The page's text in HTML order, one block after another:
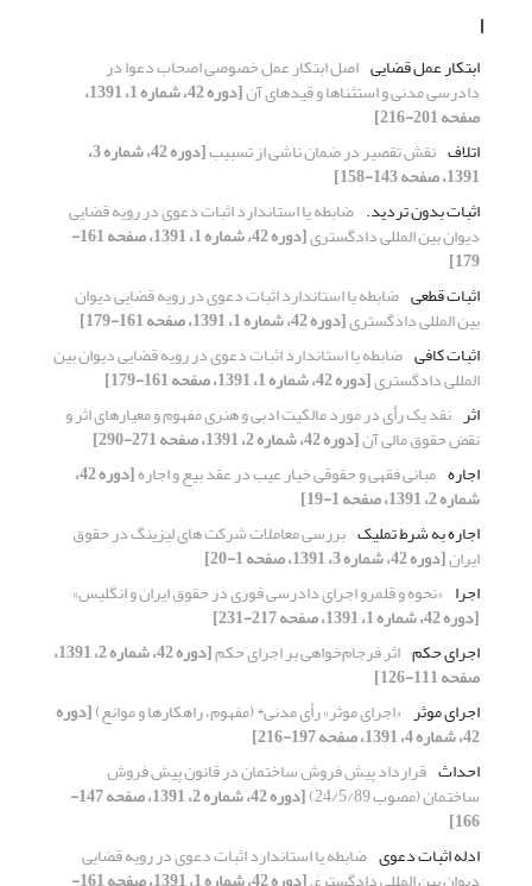
ا
ابتکار عمل قضایی اصل ابتکار عمل خصوصی اصحاب دعوا در
دادرسی مدنی و استثناها و قیدهای آن [دوره 42، شماره 1، 1391،
صفحه 201-216]
اتلاف نقش تقصیر در ضمان ناشی از تسبیب [دوره 42، شماره 3،
1391، صفحه 143-158]
اثبات بدون تردید. ضابطه یا استاندارد اثبات دعوی در رویه قضایی
دیوان بین المللی دادگستری [دوره 42، شماره 1، 1391، صفحه 161-
179]
اثبات قطعی ضابطه یا استاندارد اثبات دعوی در رویه قضایی دیوان
بین المللی دادگستری[دوره 42، شماره 1، 1391، صفحه 161-179]
اثبات کافی ضابطه یا استاندارد اثبات دعوی در رویه قضایی دیوان بین
المللی دادگستری[دوره 42، شماره 1، 1391، صفحه 161-179]
اثر نقد یک رأی در مورد مالکیت ادبی و هنری مفهوم و معیارهای اثر و
نقض حقوق مالی آن[دوره 42، شماره 2، 1391، صفحه 271-290]
اجاره مبانی فقهی و حقوقی خیار عیب در عقد بیع و اجاره [دوره 42،
شماره 2، 1391، صفحه 1-19]
اجاره به شرط تملیک بررسی معاملات شرکت های لیزینگ در حقوق
ایران[دوره 42، شماره 3، 1391، صفحه 1-20]
اجرا «نحوه و قلمرو اجرای دادرسی فوری در حقوق ایران و انگلیس»
[دوره 42، شماره 1، 1391، صفحه 217-231]
اجرای حکم اثر فرجام‌خواهی بر اجرای حکم [دوره 42، شماره 2، 1391،
صفحه 111-126]
اجرای موثر «اجرای موثر» رأی مدنی* (مفهوم، راهکارها و موانع)[دوره
42، شماره 4، 1391، صفحه 197-216]
احداث قرارداد پیش فروش ساختمان در قانون پیش فروش
ساختمان (مصوب 24/5/89) [دوره 42، شماره 2، 1391، صفحه 147-
166]
ادله اثبات دعوی ضابطه یا استاندارد اثبات دعوی در رویه قضایی